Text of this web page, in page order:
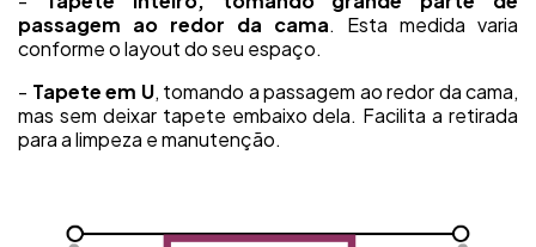
passagem ao redor da cama. Esta medida varia
conforme o layout do seu espaço.
- Tapete em U, tomando a passagem ao redor da cama,
mas sem deixar tapete embaixo dela. Facilita a retirada
para a limpeza e manutenção.